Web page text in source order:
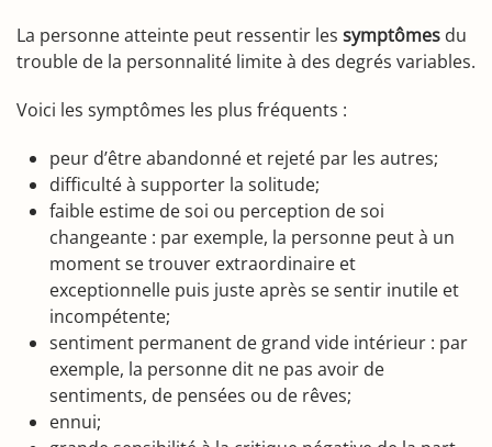
La personne atteinte peut ressentir les symptômes du
trouble de la personnalité limite à des degrés variables.
Voici les symptômes les plus fréquents :
peur d’être abandonné et rejeté par les autres;
difficulté à supporter la solitude;
faible estime de soi ou perception de soi
changeante : par exemple, la personne peut à un
moment se trouver extraordinaire et
exceptionnelle puis juste après se sentir inutile et
incompétente;
sentiment permanent de grand vide intérieur : par
exemple, la personne dit ne pas avoir de
sentiments, de pensées ou de rêves;
ennui;